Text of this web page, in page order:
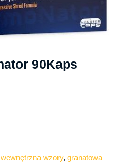
90Kaps
wzory, granatowa